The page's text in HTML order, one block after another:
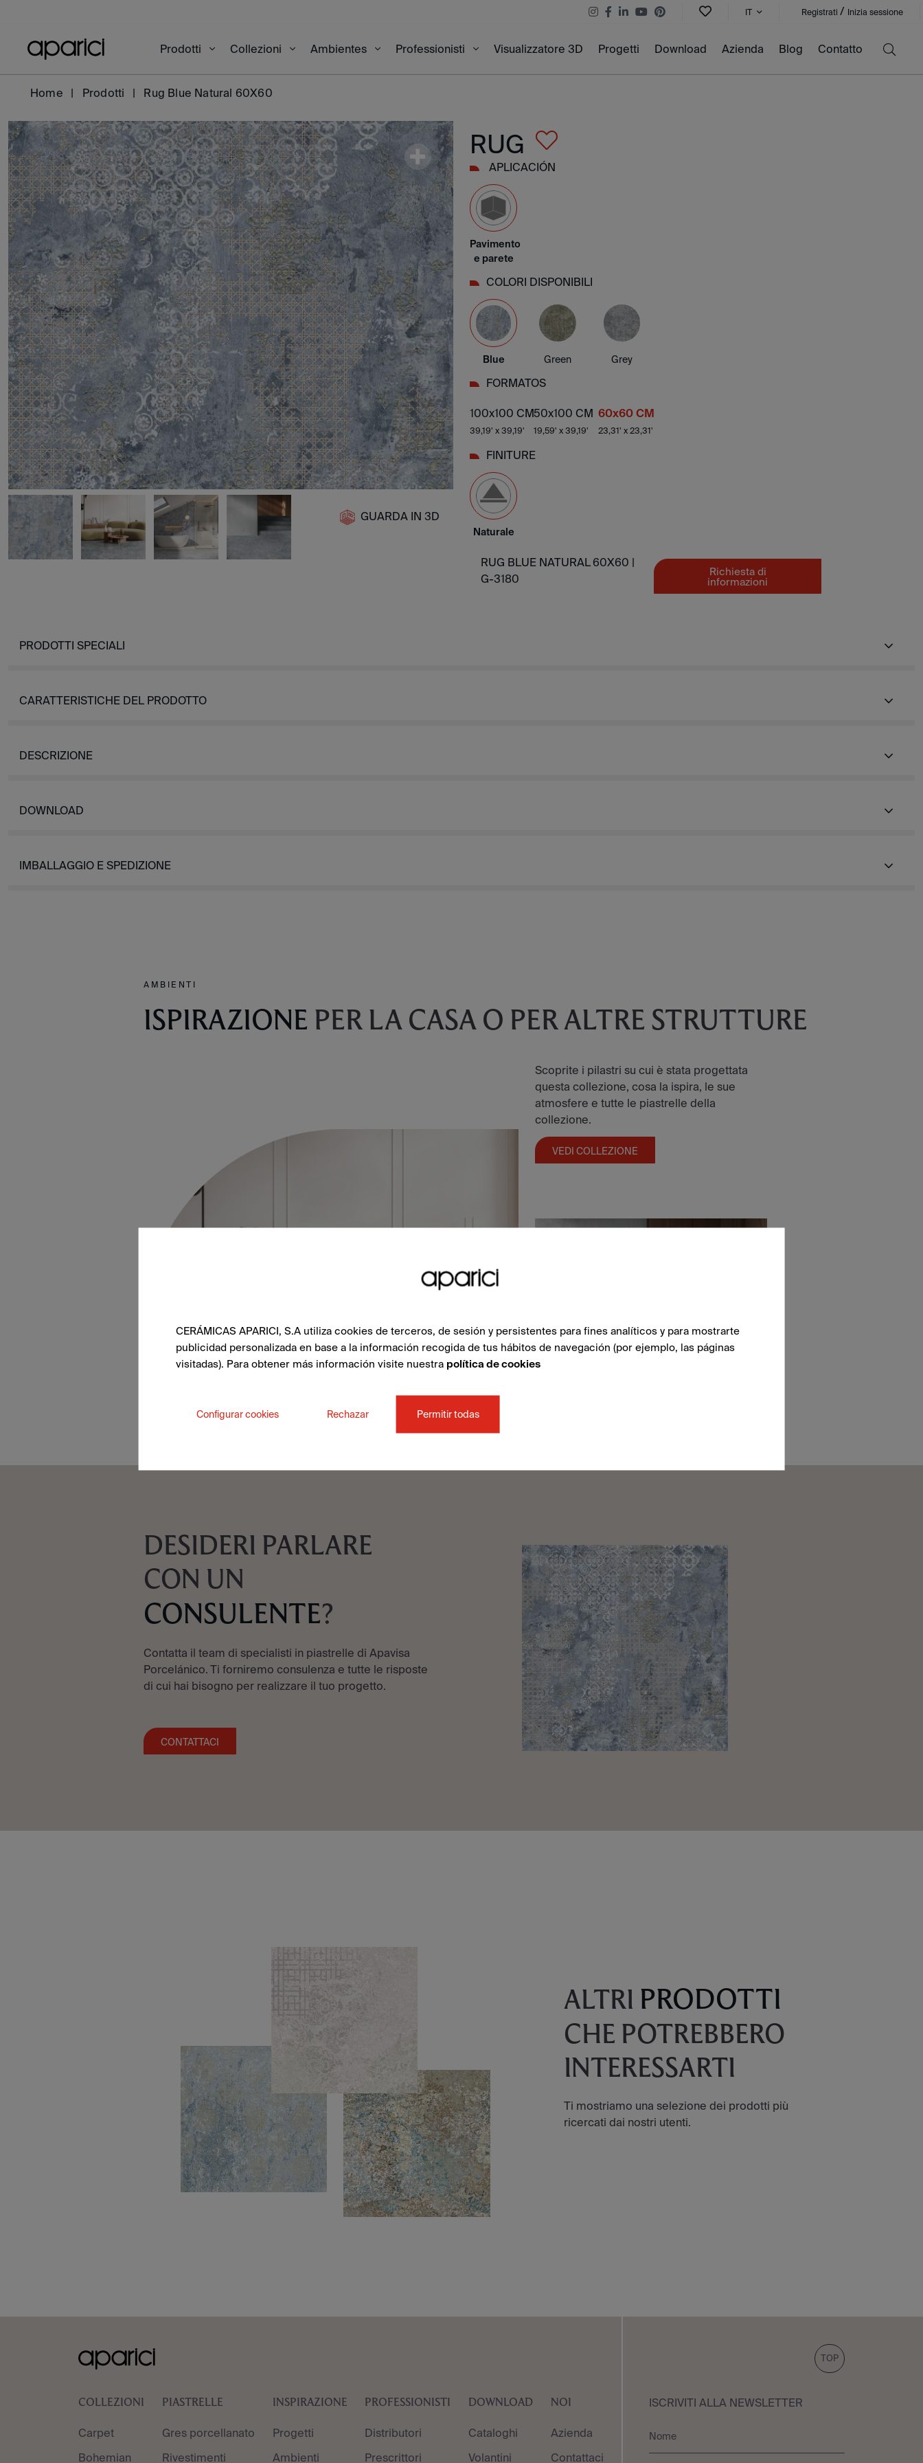
IT Registrati / Inizia sessione
Prodotti Collezioni Ambientes Professionisti Visualizzatore 3D Progetti Download Azienda Blog Contatto
Home Prodotti Rug Blue Natural 60X60
GUARDA IN 3D
RUG
APLICACIÓN
Pavimento
e parete
COLORI DISPONIBILI
Blue Green Grey
FORMATOS
100x100 CM
39,19' x 39,19'
50x100 CM
19,59' x 39,19'
60x60 CM
23,31' x 23,31'
FINITURE
Naturale
RUG BLUE NATURAL 60X60 |
G-3180
Richiesta di
informazioni
PRODOTTI SPECIALI
CARATTERISTICHE DEL PRODOTTO
DESCRIZIONE
DOWNLOAD
IMBALLAGGIO E SPEDIZIONE
AMBIENTI
ISPIRAZIONE PER LA CASA O PER ALTRE STRUTTURE
Scoprite i pilastri su cui è stata progettata
questa collezione, cosa la ispira, le sue
atmosfere e tutte le piastrelle della
collezione.
VEDI COLLEZIONE
DESIDERI PARLARE
CON UN
CONSULENTE?
Contatta il team di specialisti in piastrelle di Apavisa
Porcelánico. Ti forniremo consulenza e tutte le risposte
di cui hai bisogno per realizzare il tuo progetto.
CONTATTACI
ALTRI PRODOTTI
CHE POTREBBERO
INTERESSARTI
Ti mostriamo una selezione dei prodotti più
ricercati dai nostri utenti.
TOP
COLLEZIONI
Carpet
Bohemian
PIASTRELLE
Gres porcellanato
Rivestimenti
INSPIRAZIONE
Progetti
Ambienti
PROFESSIONISTI
Distributori
Prescrittori
DOWNLOAD
Cataloghi
Volantini
NOI
Azienda
Contattaci
ISCRIVITI ALLA NEWSLETTER
CERÁMICAS APARICI, S.A utiliza cookies de terceros, de sesión y persistentes para fines analíticos y para mostrarte
publicidad personalizada en base a la información recogida de tus hábitos de navegación (por ejemplo, las páginas
visitadas). Para obtener más información visite nuestra política de cookies
Configurar cookies Rechazar Permitir todas